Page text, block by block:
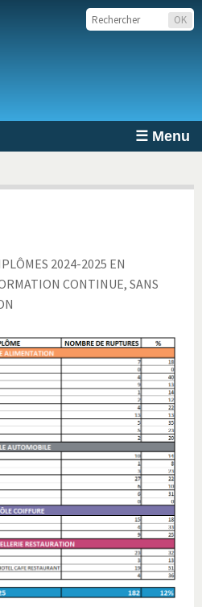
☰ Menu
2024-2025 EN
CONTINUE, SANS